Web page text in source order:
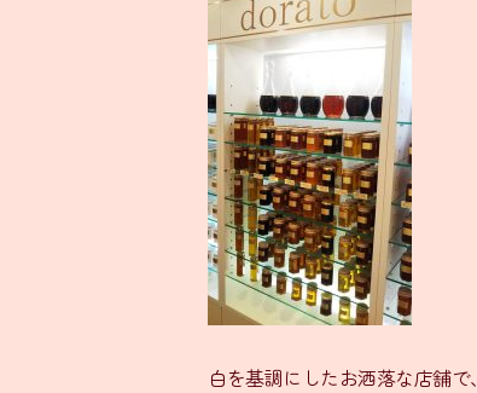
白を基調にしたお洒落な店舗で、